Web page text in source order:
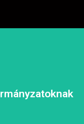
garantáljuk a
hogy a